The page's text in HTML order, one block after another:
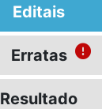
Editais
Erratas
Resultado